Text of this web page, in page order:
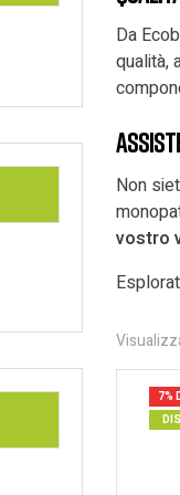
Da
qualità,
Non
vostro
7%